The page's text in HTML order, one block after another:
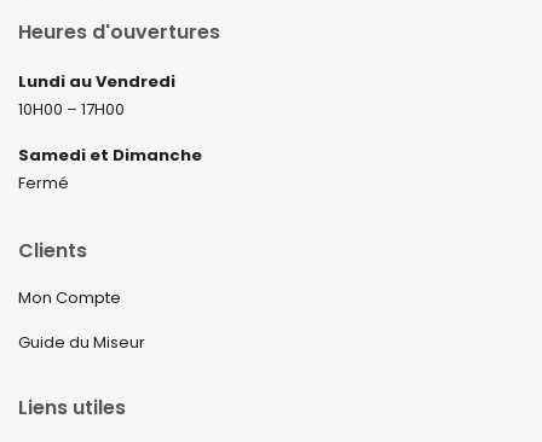
Heures d'ouvertures
Lundi au Vendredi
10H00 – 17H00
Samedi et Dimanche
Fermé
Clients
Mon Compte
Guide du Miseur
Liens utiles